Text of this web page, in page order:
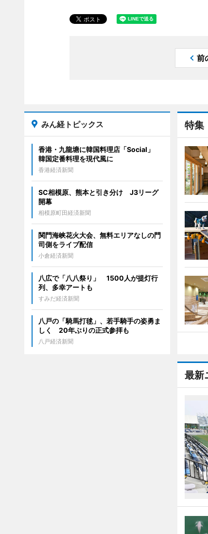
前
特集
最新
みん経トピックス
香港・九龍塘に韓国料理店「Social」
韓国定番料理を現代風に
香港経済新聞
SC相模原、熊本と引き分け J3リーグ
開幕
相模原町田経済新聞
関門海峡花火大会、無料エリアなしの門
司側をライブ配信
小倉経済新聞
八広で「八八祭り」 1500人が提灯行
列、多幸アートも
すみだ経済新聞
八戸の「騎馬打毬」、若手騎手の姿勇ま
しく 20年ぶりの正式参拝も
八戸経済新聞